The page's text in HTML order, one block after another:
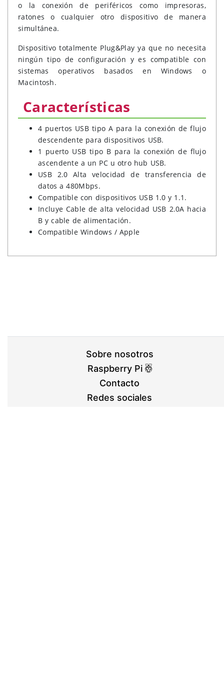
o la conexión de periféricos como impresoras,
ratones o cualquier otro dispositivo de manera
simultánea.
Dispositivo totalmente Plug&Play ya que no necesita
ningún tipo de configuración y es compatible con
sistemas operativos basados en Windows o
Macintosh.
Características
4 puertos USB tipo A para la conexión de flujo
descendente para dispositivos USB.
1 puerto USB tipo B para la conexión de flujo
ascendente a un PC u otro hub USB.
USB 2.0 Alta velocidad de transferencia de
datos a 480Mbps.
Compatible con dispositivos USB 1.0 y 1.1.
Incluye Cable de alta velocidad USB 2.0A hacia
B y cable de alimentación.
Compatible Windows / Apple
Sobre nosotros
Raspberry Pi
Contacto
Redes sociales